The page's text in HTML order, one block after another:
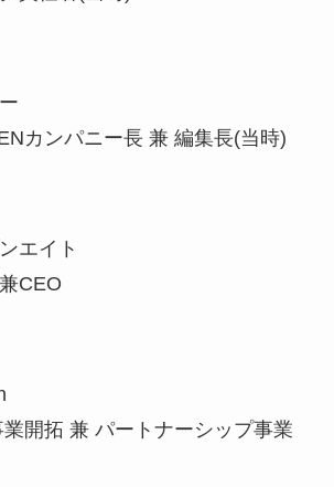
カンパニー長 兼 編集長(当時)
エイト
CEO
開拓 兼 パートナーシップ事業